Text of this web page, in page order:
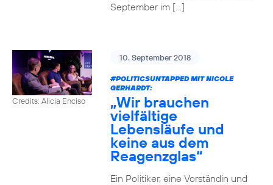
September im […]
Credits: Alicia Enciso
10. September 2018
#POLITICSUNTAPPEDMIT NICOLE
GERHARDT:
„Wir brauchen
vielfältige
Lebensläufe und
keine aus dem
Reagenzglas“
Ein Politiker, eine Vorständin und